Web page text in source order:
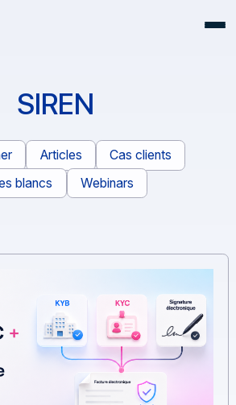
SIREN
Articles
Cas clients
blancs
Webinars